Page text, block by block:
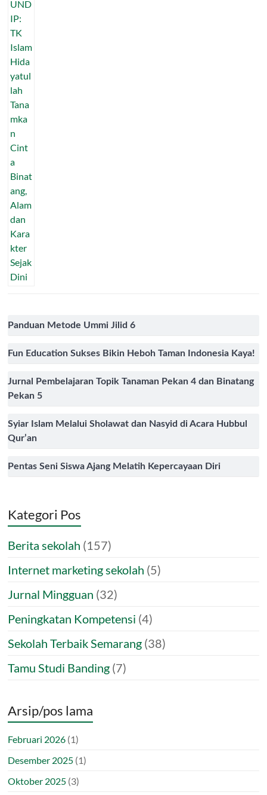
Panduan Metode Ummi Jilid 6
Fun Education Sukses Bikin Heboh Taman Indonesia Kaya!
Jurnal Pembelajaran Topik Tanaman Pekan 4 dan Binatang
Pekan 5
Syiar Islam Melalui Sholawat dan Nasyid di Acara Hubbul
Qur’an
Pentas Seni Siswa Ajang Melatih Kepercayaan Diri
Kategori Pos
Berita sekolah (157)
Internet marketing sekolah (5)
Jurnal Mingguan (32)
Peningkatan Kompetensi (4)
Sekolah Terbaik Semarang (38)
Tamu Studi Banding (7)
Arsip/pos lama
Februari 2026 (1)
Desember 2025 (1)
Oktober 2025 (3)